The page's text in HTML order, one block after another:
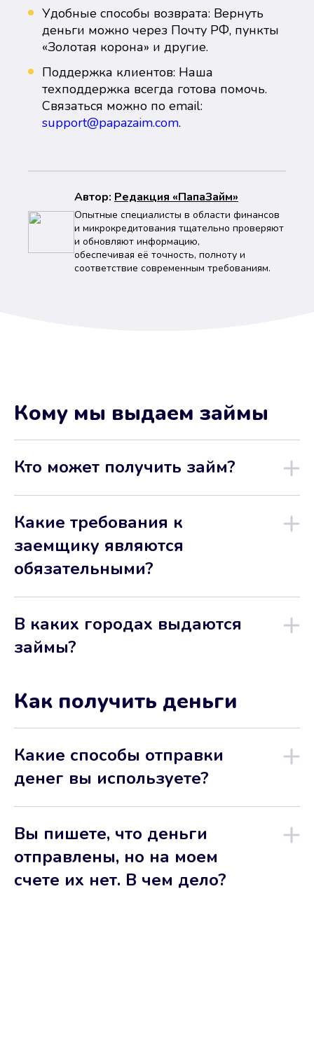
Удобные способы возврата: Вернуть
деньги можно через Почту РФ, пункты
«Золотая корона» и другие.
Поддержка клиентов: Наша
техподдержка всегда готова помочь.
Связаться можно по email:
support@papazaim.com.
Автор: Peдaкция «ПапаЗайм»
Опытные специалисты в области финансов
и микрокредитования тщательно проверяют
и обновляют информацию,
обеспечивая её точность, полноту и
соответствие современным требованиям.
Кому мы выдаем займы
Кто может получить займ?
Какие требования к
заемщику являются
обязательными?
В каких городах выдаются
займы?
Как получить деньги
Какие способы отправки
денег вы используете?
Вы пишете, что деньги
отправлены, но на моем
счете их нет. В чем дело?